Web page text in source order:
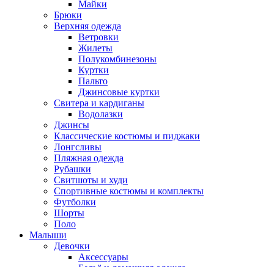
Майки
Брюки
Верхняя одежда
Ветровки
Жилеты
Полукомбинезоны
Куртки
Пальто
Джинсовые куртки
Свитера и кардиганы
Водолазки
Джинсы
Классические костюмы и пиджаки
Лонгсливы
Пляжная одежда
Рубашки
Свитшоты и худи
Спортивные костюмы и комплекты
Футболки
Шорты
Поло
Малыши
Девочки
Аксессуары